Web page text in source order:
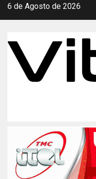
Saltar
6 de Agosto de 2026